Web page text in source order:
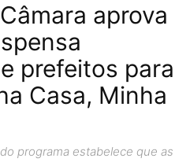
aprova
prefeitos para
Casa, Minha
programa estabelece que as